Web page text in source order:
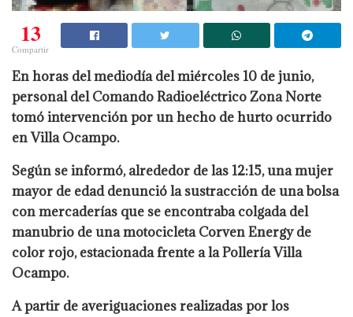
13
Compartir
En horas del mediodía del miércoles 10 de junio,
personal del Comando Radioeléctrico Zona Norte
tomó intervención por un hecho de hurto ocurrido
en Villa Ocampo.
Según se informó, alrededor de las 12:15, una mujer
mayor de edad denunció la sustracción de una bolsa
con mercaderías que se encontraba colgada del
manubrio de una motocicleta Corven Energy de
color rojo, estacionada frente a la Pollería Villa
Ocampo.
A partir de averiguaciones realizadas por los